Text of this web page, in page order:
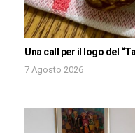
Una call per il logo del
7 Agosto 2026